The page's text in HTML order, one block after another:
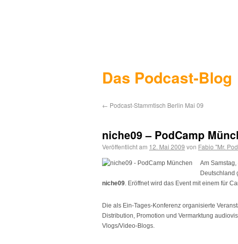
Das Podcast-Blog
← Podcast-Stammtisch Berlin Mai 09
niche09 – PodCamp
Veröffentlicht am 12. Mai 2009 von Fabio "Mr.
Am
Deutschland
niche09. Eröffnet wird das Event mit einem für
Die als Ein-Tages-Konferenz organisierte
Distribution, Promotion und Vermarktung
Vlogs/Video-Blogs.